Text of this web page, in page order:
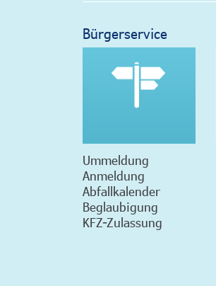
Bürgerservice
Ummeldung
Anmeldung
Abfallkalender
Beglaubigung
KFZ-Zulassung